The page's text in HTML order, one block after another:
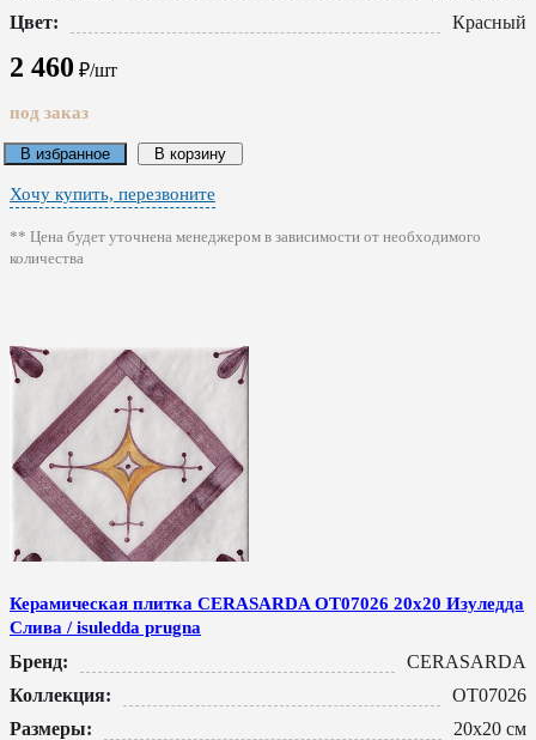
Цвет:
Красный
2 460 ₽/шт
под заказ
В избранное В корзину
Хочу купить, перезвоните
** Цена будет уточнена менеджером в зависимости от необходимого
количества
Керамическая плитка CERASARDA ОТ07026 20x20 Изуледда
Слива / isuledda prugna
Бренд:
CERASARDA
Коллекция:
ОТ07026
Размеры:
20x20 см